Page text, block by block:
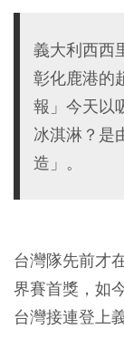
義大利西西
彰化鹿港的
報」今天以
冰淇淋？是
造」。
台灣隊先前才
界賽首獎，如
台灣接連登上